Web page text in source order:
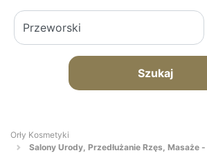
Szukaj
Orły Kosmetyki
Salony Urody, Przedłużanie Rzęs, Masaże